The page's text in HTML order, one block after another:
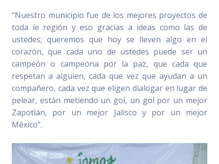
“Nuestro municipio fue de los mejores proyectos de
toda le región y eso gracias a ideas como las de
ustedes; queremos que hoy se lleven algo en el
corazón, que cada uno de ustedes puede ser un
campeón o campeona por la paz, que cada que
respetan a alguien, cada que vez que ayudan a un
compañero, cada vez que eligen dialogar en lugar de
pelear, están metiendo un gol, un gol por un mejor
Zapotlán, por un mejor Jalisco y por un mejor
México”.